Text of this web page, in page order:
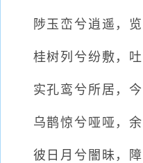
陟玉峦兮逍遥，览
桂树列兮纷敷，吐
实孔鸾兮所居，今
乌鹊惊兮哑哑，余
彼日月兮闇昧，障